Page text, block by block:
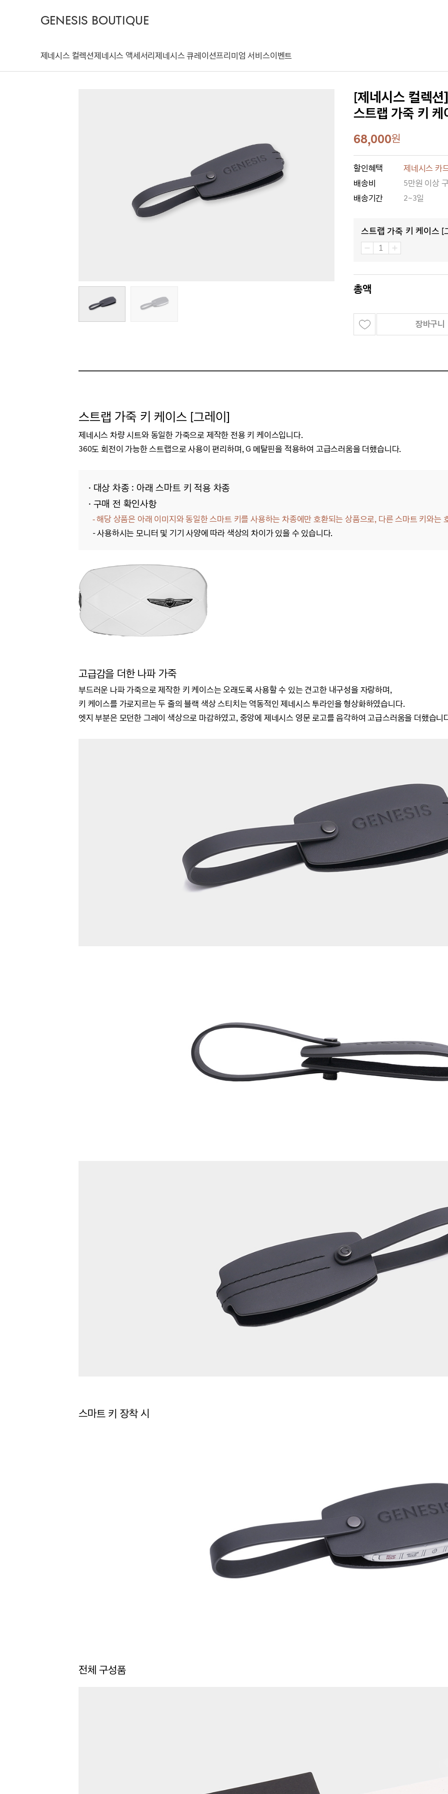
GENESIS BOUTIQUE
제네시스 컬렉션제네시스 액세서리제네시스 큐레이션프리미엄 서비스이벤트
[제네시스 컬렉션
스트랩 가죽 키
68,000원
할인혜택
제네시스 카
배송비
5만원 이상
배송기간
2~3일
스트랩 가죽 키 케이스 [
총액
장바구니
스트랩 가죽 키 케이스 [그레이]
제네시스 차량 시트와 동일한 가죽으로 제작한 전용 키 케이스입니다.
360도 회전이 가능한 스트랩으로 사용이 편리하며,G 메탈핀을 적용하여 고급스러움을 더했습니다.
· 대상 차종 : 아래 스마트 키 적용 차종
· 구매 전 확인사항
- 해당 상품은 아래 이미지와 동일한 스마트 키를 사용하는 차종에만 호환되는 상품으로, 다른 스마트 키와는
- 사용하시는 모니터 및 기기 사양에 따라 색상의 차이가 있을 수 있습니다.
고급감을 더한 나파 가죽
부드러운 나파 가죽으로 제작한 키 케이스는 오래도록 사용할 수 있는 견고한 내구성을 자랑하며,
키 케이스를 가로지르는 두 줄의 블랙 색상 스티치는 역동적인 제네시스 투라인을 형상화하였습니다.
엣지 부분은 모던한 그레이 색상으로 마감하였고, 중앙에 제네시스 영문 로고를 음각하여 고급스러움을 더했습니
스마트 키 장착 시
전체 구성품